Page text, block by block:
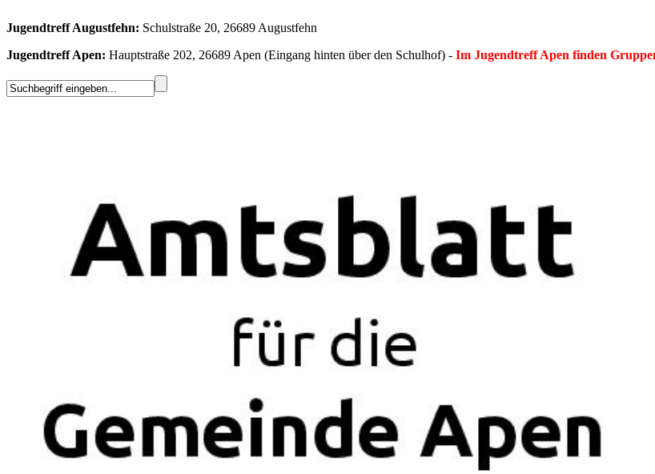
Jugendtreff Augustfehn: Schulstraße 20, 26689 Augustfehn
Jugendtreff Apen: Hauptstraße 202, 26689 Apen (Eingang hinten über den Schulhof) - Im Jugendtreff Apen finden